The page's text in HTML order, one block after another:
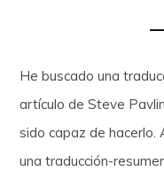
He buscado una
artículo de Steve
sido capaz de hacerlo.
una traducción-